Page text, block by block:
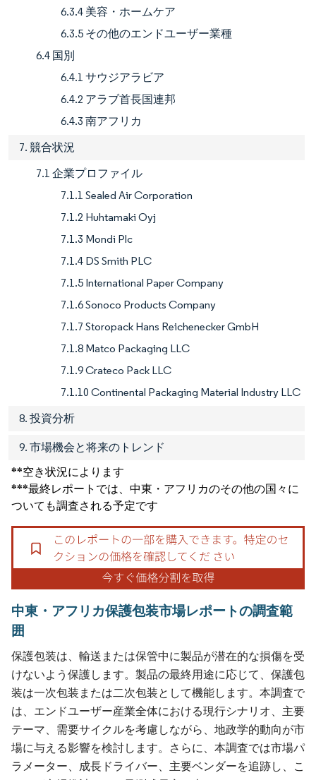
6.3.4 美容・ホームケア
6.3.5 その他のエンドユーザー業種
6.4 国別
6.4.1 サウジアラビア
6.4.2 アラブ首長国連邦
6.4.3 南アフリカ
7. 競合状況
7.1 企業プロファイル
7.1.1 Sealed Air Corporation
7.1.2 Huhtamaki Oyj
7.1.3 Mondi Plc
7.1.4 DS Smith PLC
7.1.5 International Paper Company
7.1.6 Sonoco Products Company
7.1.7 Storopack Hans Reichenecker GmbH
7.1.8 Matco Packaging LLC
7.1.9 Crateco Pack LLC
7.1.10 Continental Packaging Material Industry LLC
8. 投資分析
9. 市場機会と将来のトレンド
**空き状況によります
***最終レポートでは、中東・アフリカのその他の国々に
ついても調査される予定です
中東・アフリカ保護包装市場レポートの調査範
囲
保護包装は、輸送または保管中に製品が潜在的な損傷を受
けないよう保護します。製品の最終用途に応じて、保護包
装は一次包装または二次包装として機能します。本調査で
は、エンドユーザー産業全体における現行シナリオ、主要
テーマ、需要サイクルを考慮しながら、地政学的動向が市
場に与える影響を検討します。さらに、本調査では市場パ
ラメーター、成長ドライバー、主要ベンダーを追跡し、こ